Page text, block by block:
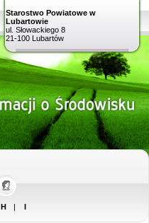
Starostwo Powiatowe w
Lubartowie
ul. Słowackiego 8
21-100 Lubartów
H | I